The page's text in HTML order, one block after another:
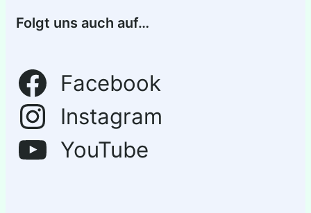
Folgt uns auch auf…
Facebook
Instagram
YouTube